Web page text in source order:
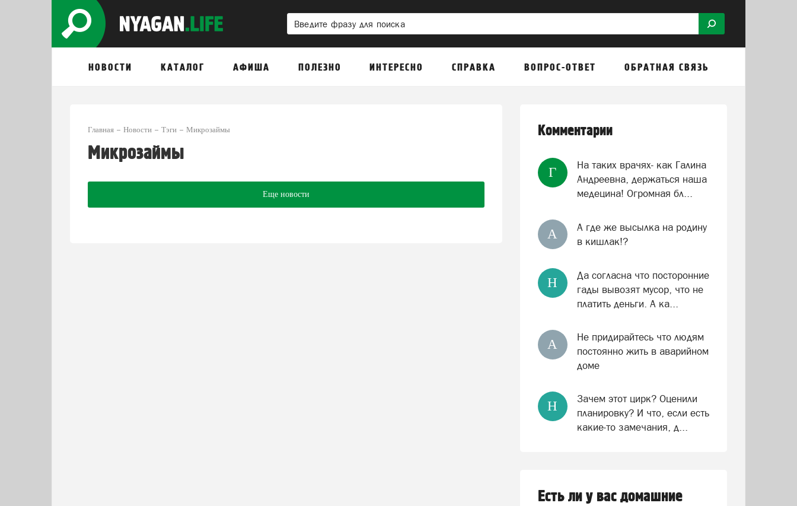
НОВОСТИ КАТАЛОГ АФИША ПОЛЕЗНО ИНТЕРЕСНО СПРАВКА ВОПРОС-ОТВЕТ ОБРАТНАЯ СВЯЗЬ
Главная Новости Тэги Микрозаймы
Микрозаймы
Еще новости
Комментарии
Г
На таких врачях- как Галина
Андреевна, держаться наша
медецина! Огромная бл...
А
А где же высылка на родину
в кишлак!?
Н
Да согласна что посторонние
гады вывозят мусор, что не
платить деньги. А ка...
А
Не придирайтесь что людям
постоянно жить в аварийном
доме
Н
Зачем этот цирк? Оценили
планировку? И что, если есть
какие-то замечания, д...
Есть ли у вас домашние